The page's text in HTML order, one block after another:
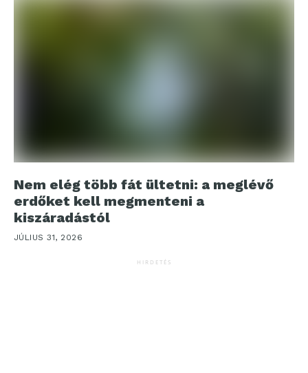
Nem elég több fát ültetni: a meglévő
erdőket kell megmenteni a
kiszáradástól
JÚLIUS 31, 2026
HIRDETÉS